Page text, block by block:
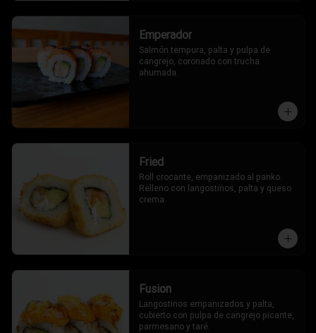
Emperador
Salmón tempura, palta y pulpa de
cangrejo, coronado con trucha
ahumada.
Fried
Roll crocante, empanizado al panko.
Relleno con langostinos, palta y queso
crema.
Fusion
Langostinos empanizados y palta,
cubierto con pulpa de cangrejo picante,
parmesano y taré.